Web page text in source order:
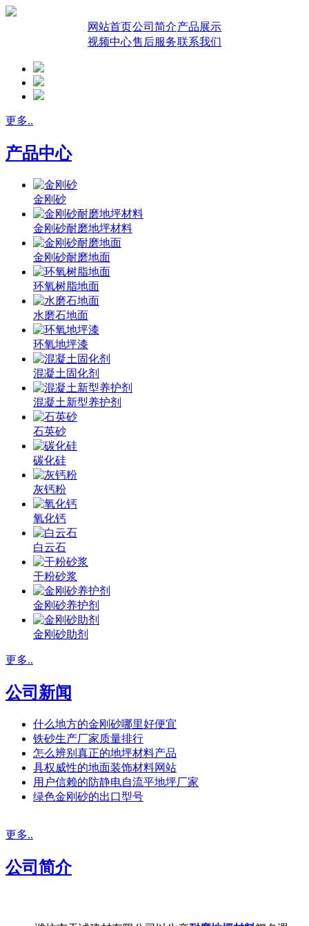
网站首页公司简介产品展示
视频中心售后服务联系我们
更多..
产品中心
金刚砂
金刚砂耐磨地坪材料
金刚砂耐磨地面
环氧树脂地面
水磨石地面
环氧地坪漆
混凝土固化剂
混凝土新型养护剂
石英砂
碳化硅
灰钙粉
氧化钙
白云石
干粉砂浆
金刚砂养护剂
金刚砂助剂
更多..
公司新闻
什么地方的金刚砂哪里好便宜
铁砂生产厂家质量排行
怎么辨别真正的地坪材料产品
具权威性的地面装饰材料网站
用户信赖的防静电自流平地坪厂家
绿色金刚砂的出口型号
更多..
公司简介